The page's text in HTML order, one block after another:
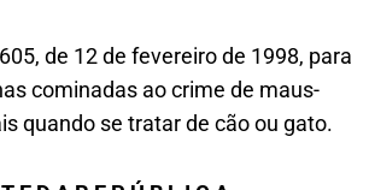
de 12 de fevereiro de 1998, para
cominadas ao crime de maus-
quando se tratar de cão ou gato.